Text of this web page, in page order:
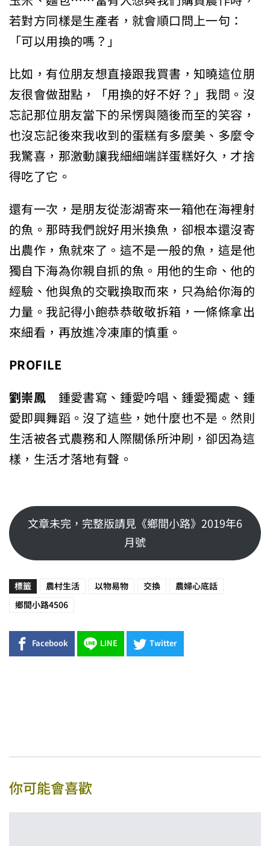
若對方同樣是生產者，就會順口問上一句：
「可以用換的嗎？」
比如，有位朋友想直接跟我買書，知曉這位朋
友很會做甜點，「用換的好不好？」我問。沒
忘記那位朋友當下的呆愣與隨後而至的笑容，
也沒忘記後來我收到的蛋糕有多麼美、多麼令
我驚喜，那激動讓我細細端詳蛋糕好久，才捨
得吃了它。
還有一次，是朋友從澎湖寄來一箱他在海裡射
的魚。那時我們說好用米換魚，卻根本還沒寄
出農作，魚就來了。這不是一般的魚，這是他
獨自下海為你親自抓的魚。用他的生命、他的
經驗、他與魚的交戰換取而來，只為給你海的
力量。我記得小飽恭恭敬敬拆箱，一條條拿出
來細看，再放進冷凍庫的慎重。
PROFILE
劉崇鳳 鍾愛書寫、鍾愛吟唱、鍾愛獨處、鍾
愛即興舞蹈。沒了這些，她什麼也不是。然則
生活被各式農務和人際關係所沖刷，卻因為這
樣，生活才落地有聲。
文章未完，完整版請見《鄉間小路》2019年6
月號
標籤 農村生活 以物易物 交換 農婦心底話
鄉間小路4506
Facebook LINE Twitter
你可能會喜歡